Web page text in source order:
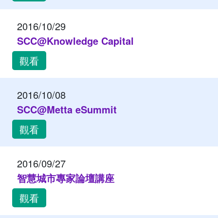
2016/10/29
SCC@Knowledge Capital
觀看
2016/10/08
SCC@Metta eSummit
觀看
2016/09/27
智慧城市專家論壇講座
觀看